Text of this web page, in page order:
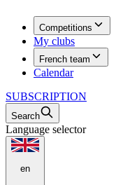
Competitions
My clubs
French team
Calendar
SUBSCRIPTION
Search
Language selector
en